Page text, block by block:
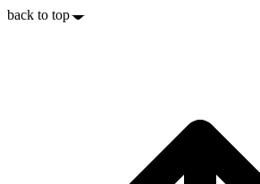
back to top